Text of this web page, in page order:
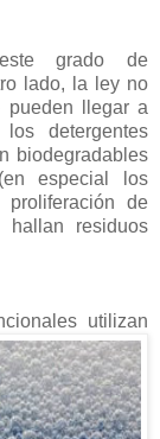
grado de
lado, la ley no
pueden llegar a
detergentes
biodegradables
especial los
de
residuos
utilizan